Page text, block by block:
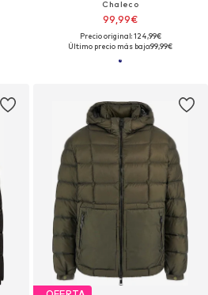
Chaleco
99,99€
Precio original: 124,99€
Último precio más bajo:99,99€